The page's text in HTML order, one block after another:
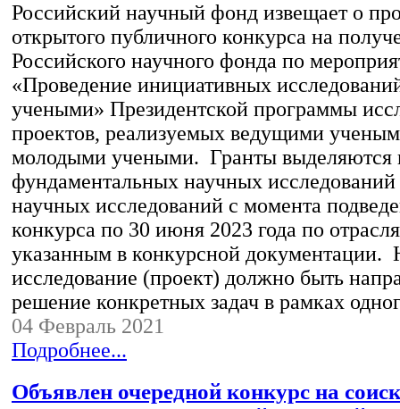
Российский научный фонд извещает о
открытого публичного конкурса на
Российского научного фонда по
«Проведение инициативных
учеными» Президентской программы
проектов, реализуемых ведущими
молодыми учеными. Гранты выделяются
фундаментальных научных
научных исследований с момента
конкурса по 30 июня 2023 года по
указанным в конкурсной документации.
исследование (проект) должно быть
решение конкретных задач в рамках
04 Февраль 2021
Подробнее...
Объявлен очередной конкурс на